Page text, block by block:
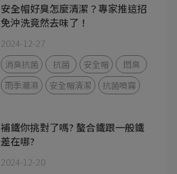
安全帽好臭怎麼清潔？專家推這招
免沖洗竟然去味了！
2024-12-27
消臭抗菌 抗菌 安全帽
悶臭
雨季潮濕
安全帽清潔 抗菌噴霧
補鐵你挑對了嗎? 螯合鐵跟一般鐵
差在哪?
2024-12-20